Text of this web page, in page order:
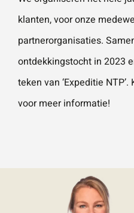
klanten, voor onze
partnerorganisaties.
ontdekkingstocht in 2023
teken van ‘Expeditie NTP’.
voor meer informatie!